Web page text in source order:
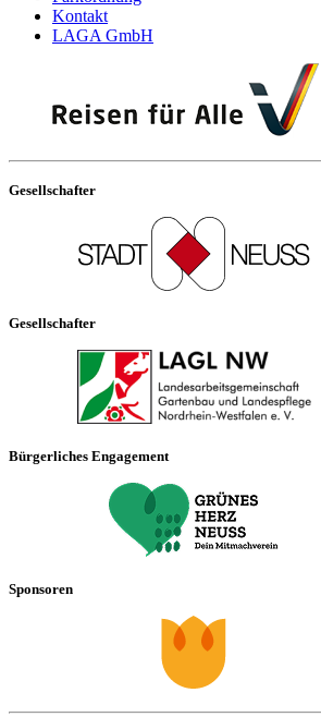
Kontakt
LAGA GmbH
Gesellschafter
Gesellschafter
Bürgerliches Engagement
Sponsoren